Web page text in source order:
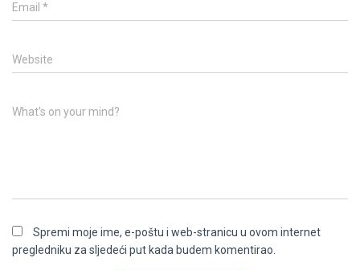
Email *
Website
What's on your mind?
Spremi moje ime, e-poštu i web-stranicu u ovom internet
pregledniku za sljedeći put kada budem komentirao.